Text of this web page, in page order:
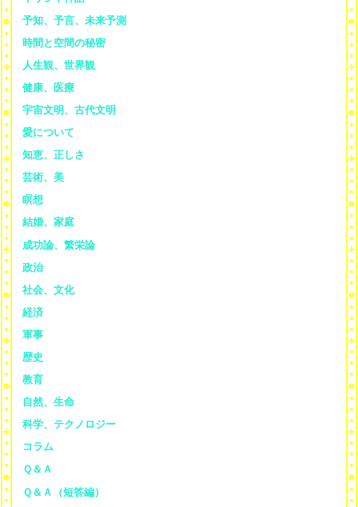
予知、予言、未来予測
時間と空間の秘密
人生観、世界観
健康、医療
宇宙文明、古代文明
愛について
知恵、正しさ
芸術、美
瞑想
結婚、家庭
成功論、繁栄論
政治
社会、文化
経済
軍事
歴史
教育
自然、生命
科学、テクノロジー
コラム
Ｑ＆Ａ
Ｑ＆Ａ（短答編）